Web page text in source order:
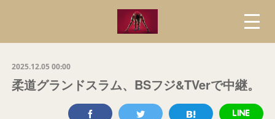
2025.12.05 00:00
柔道グランドスラム、BSフジ&TVerで中継。